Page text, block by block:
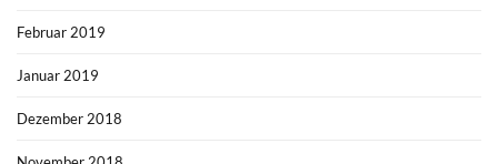
Februar 2019
Januar 2019
Dezember 2018